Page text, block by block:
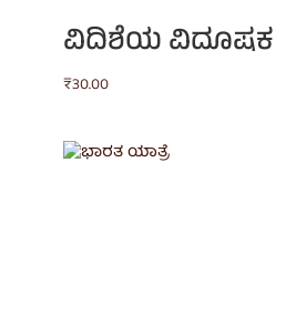
ವಿದಿಶೆಯ ವಿದೂಷಕ
₹30.00